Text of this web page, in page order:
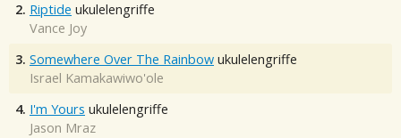
2. Riptide ukulelengriffe
Vance Joy
3. Somewhere Over The Rainbow ukulelengriffe
Israel Kamakawiwo'ole
4. I'm Yours ukulelengriffe
Jason Mraz